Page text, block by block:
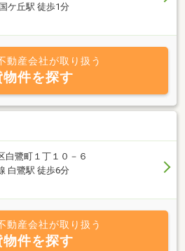
ケ丘駅 徒歩1分
動産会社が取り扱う
物件を探す
白鷺町１丁１０－６
白鷺駅 徒歩6分
動産会社が取り扱う
物件を探す